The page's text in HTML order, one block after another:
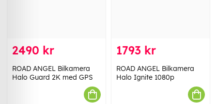
2490 kr
ROAD ANGEL Bilkamera
Halo Guard 2K med GPS
1793 kr
ROAD ANGEL Bilkamera
Halo Ignite 1080p